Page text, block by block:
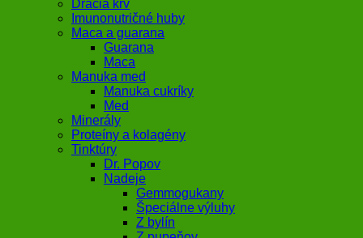
Dračia krv
Imunonutričné huby
Maca a guarana
Guarana
Maca
Manuka med
Manuka cukríky
Med
Minerály
Proteíny a kolagény
Tinktúry
Dr. Popov
Nadeje
Gemmogukany
Špeciálne výluhy
Z bylín